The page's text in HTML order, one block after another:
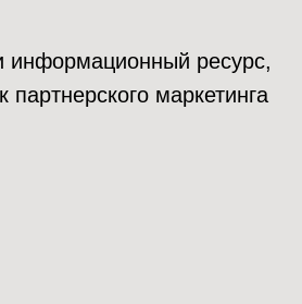
информационный ресурс,
маркетинга